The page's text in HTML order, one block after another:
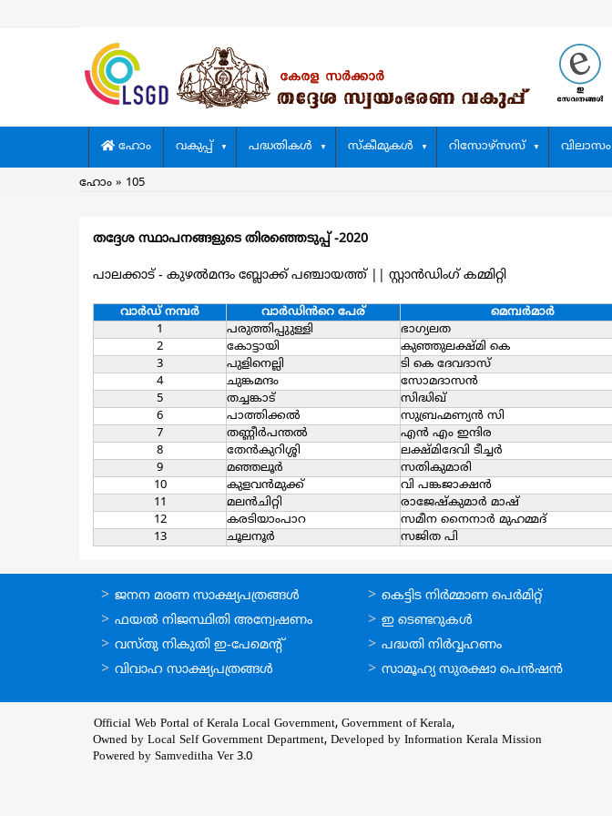
Main
navigation
ഹോം വകുപ്പ് പദ്ധതികള്‍ സ്കീമുകള്‍ റിസോഴ്സസ് വിലാസം
Breadcrumb
ഹോം 105
തദ്ദേശ സ്ഥാപനങ്ങളുടെ തിരഞ്ഞെടുപ്പ് -2020
പാലക്കാട് - കുഴല്‍മന്ദം ബ്ലോക്ക് പഞ്ചായത്ത്|| സ്റ്റാൻഡിംഗ് കമ്മിറ്റി
വാര്‍ഡ്‌ നമ്പര്‍ വാര്‍ഡിൻറെ പേര് മെമ്പര്‍മാര്‍
1
പരുത്തിപ്പുുള്ളി ഭാഗ്യലത
2
കോട്ടായി കുഞ്ഞുലക്ഷ്മി കെ
3
പുളിനെല്ലി ടി കെ ദേവദാസ്
4
ചുങ്കമന്ദം സോമദാസന്‍
5
തച്ചങ്കാട് സിദ്ധിഖ്
6
പാത്തിക്കല്‍ സുബ്രഹ്മണ്യൻ സി
7
തണ്ണീര്‍പന്തല്‍ എൻ എം ഇന്ദിര
8
തേന്‍കുറിശ്ശി ലക്ഷ്മിദേവി ടീച്ചർ
9
മഞ്ഞലൂര്‍ സതികുമാരി
10
കുളവന്‍മുക്ക് വി പങ്കജാക്ഷൻ
11
മലന്‍ചിറ്റി രാജേഷ്കുമാർ മാഷ്
12
കരടിയാംപാറ സമീന നൈനാർ മുഹമ്മദ്
13
ചൂലനൂര്‍ സജിത പി
ഓണ്‍ലൈന്‍
സേവനങ്ങള്‍
ജനന മരണ സാക്ഷ്യപത്രങ്ങള്‍
ഫയല്‍ നിജസ്ഥിതി അന്വേഷണം
വസ്തു നികുതി ഇ-പേമെന്റ്
വിവാഹ സാക്ഷ്യപത്രങ്ങള്‍
ഓണ്‍ലൈന്‍
സേവനങ്ങള്‍
കെട്ടിട നിര്‍മ്മാണ പെര്‍മിറ്റ്‌
ഇ ടെണ്ടറുകള്‍
പദ്ധതി നിര്‍വ്വഹണം
സാമൂഹ്യ സുരക്ഷാ പെന്‍ഷന്‍
Official Web Portal of Kerala Local Government, Government of Kerala,
Owned by Local Self Government Department, Developed by Information Kerala Mission
Powered by Samveditha Ver 3.0